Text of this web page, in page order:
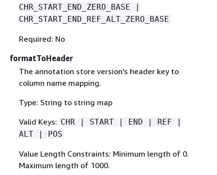
CHR_START_END_ZERO_BASE |
CHR_START_END_REF_ALT_ZERO_BASE
Required: No
formatToHeader
The annotation store version's header key to
column name mapping.
Type: String to string map
Valid Keys: CHR | START | END | REF |
ALT | POS
Value Length Constraints: Minimum length of 0.
Maximum length of 1000.